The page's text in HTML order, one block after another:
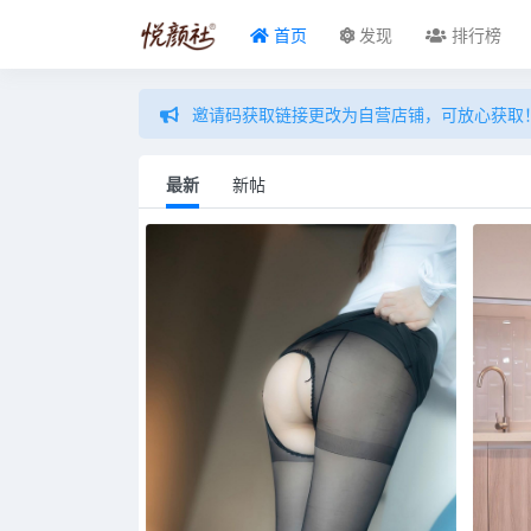
首页 发现 排行榜
邀请码获取链接更改为自营店铺，可放心获取
最新 新帖